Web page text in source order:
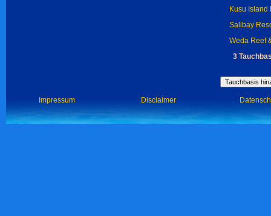
Kusu Island
Salibay
Weda Reef
3
Impressum Disclaimer